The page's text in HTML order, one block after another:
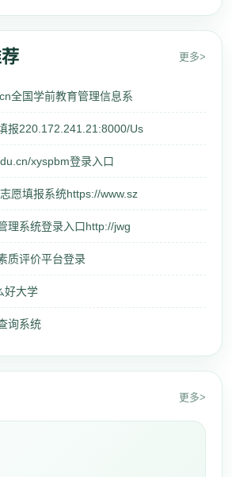
更多>
全国学前教育管理信息系
报220.172.241.21:8000/Us
xyspbm登录入口
愿填报系统https://www.sz
理系统登录入口http://jwg
质评价平台登录
好大学
询系统
更多>